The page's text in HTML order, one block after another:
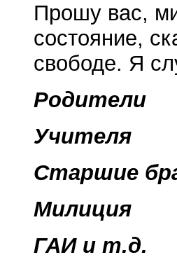
Прошу вас,
состояние,
свободе. Я
Родители
Учителя
Старшие
Милиция
ГАИ и т.д.